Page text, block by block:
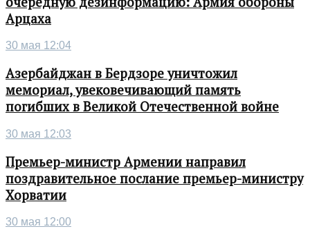
Арцаха
30 мая 12:04
Азербайджан в Бердзоре уничтожил
мемориал, увековечивающий память
погибших в Великой Отечественной войне
30 мая 12:03
Премьер-министр Армении направил
поздравительное послание премьер-министру
Хорватии
30 мая 12:00